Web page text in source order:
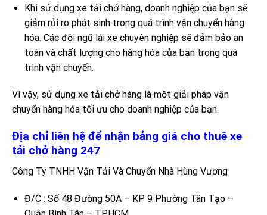
Khi sử dụng xe tải chở hàng, doanh nghiệp của bạn sẽ
giảm rủi ro phát sinh trong quá trình vận chuyển hàng
hóa. Các đội ngũ lái xe chuyên nghiệp sẽ đảm bảo an
toàn và chất lượng cho hàng hóa của bạn trong quá
trình vận chuyển.
Vì vậy, sử dụng xe tải chở hàng là một giải pháp vận
chuyển hàng hóa tối ưu cho doanh nghiệp của bạn.
Địa chỉ liên hệ để nhận bảng giá cho thuê xe
tải chở hàng 247
Công Ty TNHH Vận Tải Và Chuyển Nhà Hùng Vương
Đ/C : Số 48 Đường 50A – KP 9 Phường Tân Tạo –